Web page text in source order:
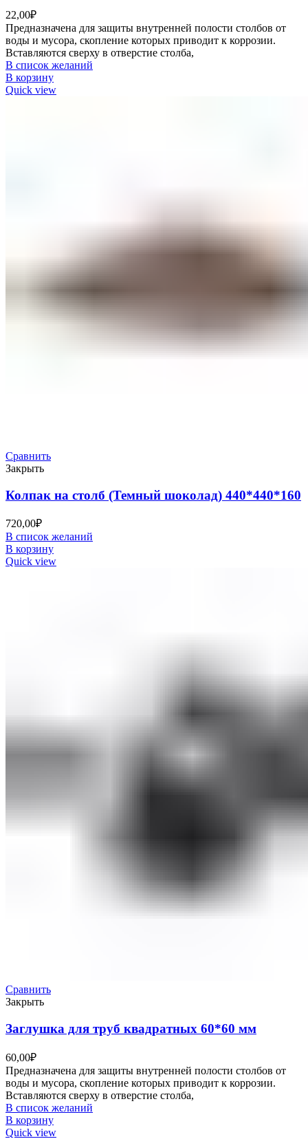
22,00₽
Предназначена для защиты внутренней полости столбов от
воды и мусора, скопление которых приводит к коррозии.
Вставляются сверху в отверстие столба,
В список желаний
В корзину
Quick view
Сравнить
Закрыть
Колпак на столб (Темный шоколад) 440*440*160
720,00₽
В список желаний
В корзину
Quick view
Сравнить
Закрыть
Заглушка для труб квадратных 60*60 мм
60,00₽
Предназначена для защиты внутренней полости столбов от
воды и мусора, скопление которых приводит к коррозии.
Вставляются сверху в отверстие столба,
В список желаний
В корзину
Quick view